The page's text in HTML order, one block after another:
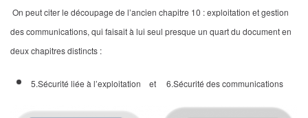
On peut citer le découpage de l’ancien chapitre 10 : exploitation et gestion
des communications, qui faisait à lui seul presque un quart du document en
deux chapitres distincts :
5.Sécurité liée à l’exploitation et 6.Sécurité des communications